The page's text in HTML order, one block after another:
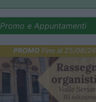
Promo e Appuntamenti
PROMO Fino al 25/08/26